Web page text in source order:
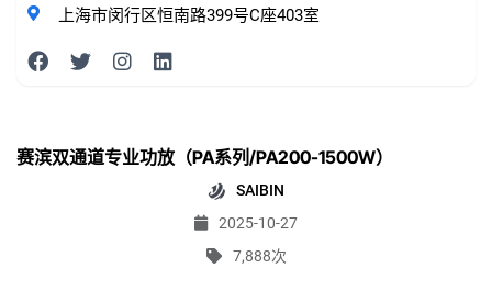
上海市闵行区恒南路399号C座403室
赛滨双通道专业功放（PA系列/PA200-1500W）
SAIBIN
2025-10-27
7,888次